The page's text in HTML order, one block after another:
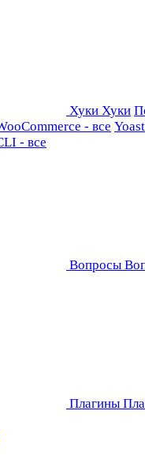
Хуки Хуки
- все
- все
Вопросы
Плагины